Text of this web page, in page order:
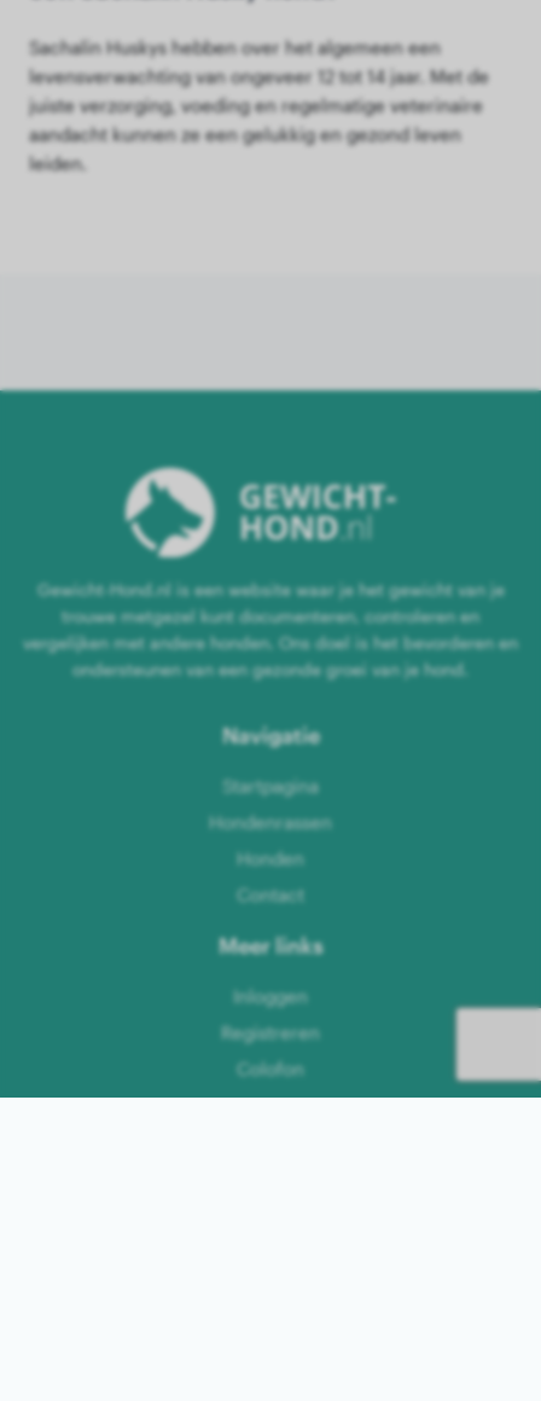
Sachalin Huskys hebben over het algemeen een
levensverwachting van ongeveer 12 tot 14 jaar. Met de
juiste verzorging, voeding en regelmatige veterinaire
aandacht kunnen ze een gelukkig en gezond leven
leiden.
Gewicht-Hond.nl is een website waar je het gewicht van je
trouwe metgezel kunt documenteren, controleren en
vergelijken met andere honden. Ons doel is het bevorderen en
ondersteunen van een gezonde groei van je hond.
Navigatie
Startpagina
Hondenrassen
Honden
Contact
Meer links
Inloggen
Registreren
Colofon
Privacybeleid